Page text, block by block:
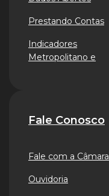
Prestando Contas
Indicadores
Metropolitano e
Fale Conosco
Fale com a Câmara
Ouvidoria